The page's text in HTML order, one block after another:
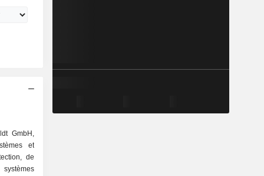
GmbH,
et
de